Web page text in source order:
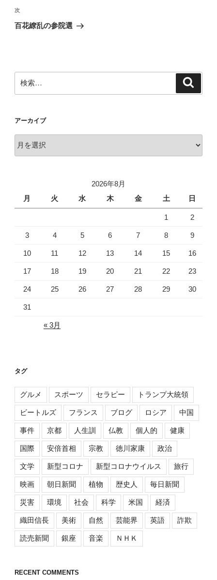
ビ
ゲ
ン
稿
次
の
次
百花繚乱の参院選
索:
アーカイブ
ー
2026年8月
月
火 水 木 金 土 日
1 2
3 4 5 6 7 8 9
10 11 12 13 14 15 16
17 18 19 20 21 22 23
24 25 26 27 28 29 30
31
« 3月
タグ
グルメ スポーツ セラピー トランプ大統領
ビートルズ フランス ブログ ロシア 中国
事件 京都 人生訓 仏教 個人的 健康
国際 安倍首相 宗教 徳川家康 政治
文学 新型コロナ 新型コロナウイルス 旅行
映画 朝日新聞 植物 歴史人 毎日新聞
災害 環境 社会 科学 米国 経済
織田信長 美術 自然 芸能界 英語 詐欺
読売新聞 銀座 音楽 ＮＨＫ
RECENT COMMENTS